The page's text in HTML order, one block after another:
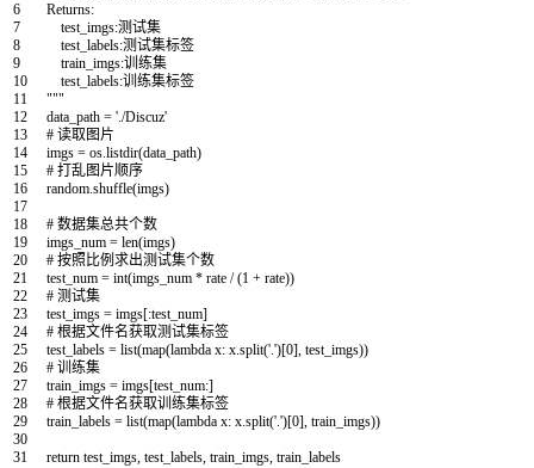
6
7
8
9
10
11
12
13
14
15
16
17
18
19
20
21
22
23
24
25
26
27
28
29
30
31
Returns:
test_imgs:测试集
test_labels:测试集标签
train_imgs:训练集
test_labels:训练集标签
"""
data_path = './Discuz'
# 读取图片
imgs = os.listdir(data_path)
# 打乱图片顺序
random.shuffle(imgs)
# 数据集总共个数
imgs_num = len(imgs)
# 按照比例求出测试集个数
test_num = int(imgs_num * rate / (1 + rate))
# 测试集
test_imgs = imgs[:test_num]
# 根据文件名获取测试集标签
test_labels = list(map(lambda x: x.split('.')[0], test_imgs))
# 训练集
train_imgs = imgs[test_num:]
# 根据文件名获取训练集标签
train_labels = list(map(lambda x: x.split('.')[0], train_imgs))
return test_imgs, test_labels, train_imgs, train_labels